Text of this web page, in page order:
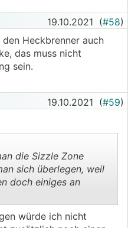
19.10.2021 (#58)
Heckbrenner auch
das muss nicht
sein.
19.10.2021 (#59)
die Sizzle Zone
sich überlegen, weil
doch einiges an
würde ich nicht